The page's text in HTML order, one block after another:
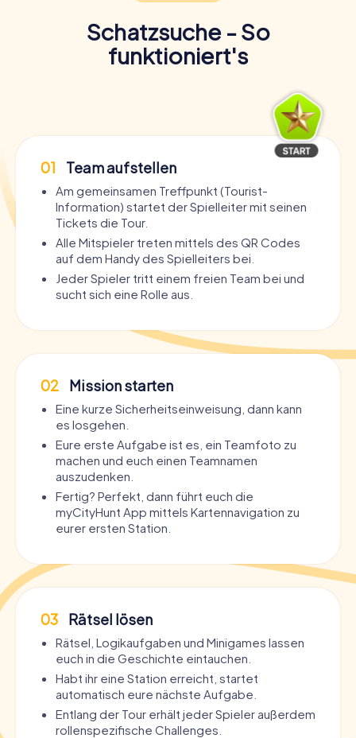
Schatzsuche - So
funktioniert's
01 Team aufstellen
Am gemeinsamen Treffpunkt (Tourist-
Information) startet der Spielleiter mit seinen
Tickets die Tour.
Alle Mitspieler treten mittels des QR Codes
auf dem Handy des Spielleiters bei.
Jeder Spieler tritt einem freien Team bei und
sucht sich eine Rolle aus.
02 Mission starten
Eine kurze Sicherheitseinweisung, dann kann
es losgehen.
Eure erste Aufgabe ist es, ein Teamfoto zu
machen und euch einen Teamnamen
auszudenken.
Fertig? Perfekt, dann führt euch die
myCityHunt App mittels Kartennavigation zu
eurer ersten Station.
03 Rätsel lösen
Rätsel, Logikaufgaben und Minigames lassen
euch in die Geschichte eintauchen.
Habt ihr eine Station erreicht, startet
automatisch eure nächste Aufgabe.
Entlang der Tour erhält jeder Spieler außerdem
rollenspezifische Challenges.